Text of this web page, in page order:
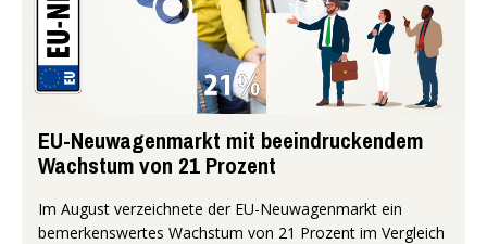
EU-Neuwagenmarkt mit beeindruckendem
Wachstum von 21 Prozent
Im August verzeichnete der EU-Neuwagenmarkt ein
bemerkenswertes Wachstum von 21 Prozent im Vergleich